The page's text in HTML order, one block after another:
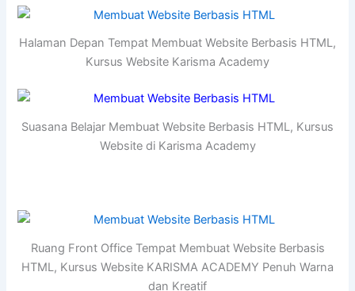
Halaman Depan Tempat Membuat Website Berbasis HTML,
Kursus Website Karisma Academy
Suasana Belajar Membuat Website Berbasis HTML, Kursus
Website di Karisma Academy
Ruang Front Office Tempat Membuat Website Berbasis
HTML, Kursus Website KARISMA ACADEMY Penuh Warna
dan Kreatif